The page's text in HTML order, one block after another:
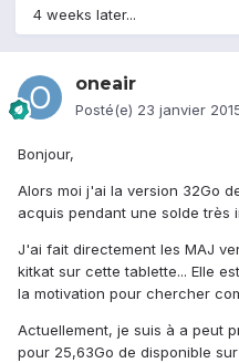
4 weeks later...
oneair
Posté(e) 23 janvier
Bonjour,
Alors moi j'ai la version 32Go
acquis pendant une solde très
J'ai fait directement les MAJ
kitkat sur cette tablette... Elle
la motivation pour chercher
Actuellement, je suis à a peut
pour 25,63Go de disponible